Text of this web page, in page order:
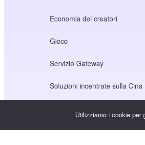
Economia dei creatori
Gioco
Servizio Gateway
Soluzioni incentrate sulla Cina
Utilizziamo i cookie per